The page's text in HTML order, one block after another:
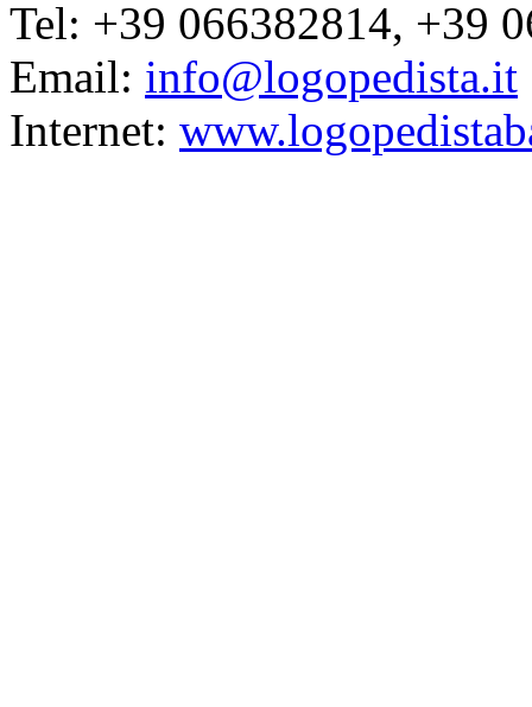
Tel: +39 066382814, +39
Email: info@logopedista.it
Internet: